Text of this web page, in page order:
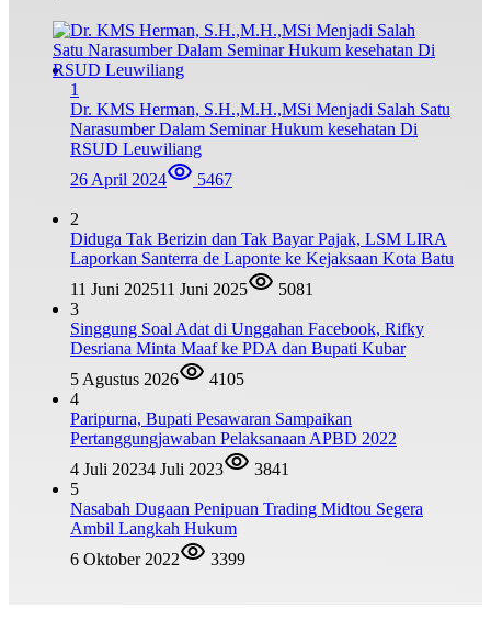
1
Dr. KMS Herman, S.H.,M.H.,MSi Menjadi Salah Satu
Narasumber Dalam Seminar Hukum kesehatan Di
RSUD Leuwiliang
26 April 2024
5467
2
Diduga Tak Berizin dan Tak Bayar Pajak, LSM LIRA
Laporkan Santerra de Laponte ke Kejaksaan Kota Batu
11 Juni 202511 Juni 2025
5081
3
Singgung Soal Adat di Unggahan Facebook, Rifky
Desriana Minta Maaf ke PDA dan Bupati Kubar
5 Agustus 2026
4105
4
Paripurna, Bupati Pesawaran Sampaikan
Pertanggungjawaban Pelaksanaan APBD 2022
4 Juli 20234 Juli 2023
3841
5
Nasabah Dugaan Penipuan Trading Midtou Segera
Ambil Langkah Hukum
6 Oktober 2022
3399